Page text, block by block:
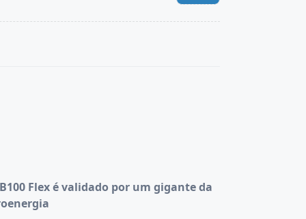
Flex é validado por um gigante da